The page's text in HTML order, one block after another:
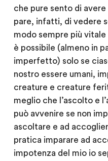
che pure sento di avere
pare, infatti, di vedere
modo sempre più
è possibile (almeno in
imperfetto) solo se
nostro essere umani,
creature e creature
meglio che l’ascolto e
può avvenire se non
ascoltare e ad
pratica imparare ad
impotenza del mio io